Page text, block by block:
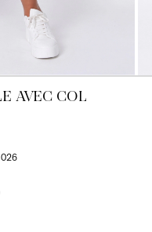
AVEC COL